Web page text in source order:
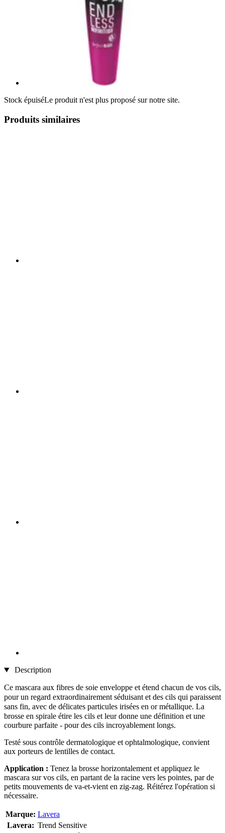
Stock épuiséLe produit n'est plus proposé sur notre site.
Produits similaires
Description
Ce mascara aux fibres de soie enveloppe et étend chacun de vos cils,
pour un regard extraordinairement séduisant et des cils qui paraissent
sans fin, avec de délicates particules irisées en or métallique. La
brosse en spirale étire les cils et leur donne une définition et une
courbure parfaite - pour des cils incroyablement longs.
Testé sous contrôle dermatologique et ophtalmologique, convient
aux porteurs de lentilles de contact.
Application : Tenez la brosse horizontalement et appliquez le
mascara sur vos cils, en partant de la racine vers les pointes, par de
petits mouvements de va-et-vient en zig-zag. Réitérez l'opération si
nécessaire.
Marque: Lavera
Lavera: Trend Sensitive